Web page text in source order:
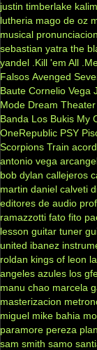
justin timberlake
lutheria mago de oz
musical pronunciacion
sebastian yatra the
yandel .Kill 'em All
Falsos Avenged
Baute Cornelio Vega
Mode Dream Theater
Banda Los Bukis My
OneRepublic PSY
Scorpions Train
antonio vega
bob dylan callejeros
martin daniel calveti
editores de audio
ramazzotti fato fito
lesson guitar tuner
united ibanez
roldan kings of leon
angeles azules los
manu chao marcela
masterizacion
miguel mike bahia
paramore pereza
sam smith samo